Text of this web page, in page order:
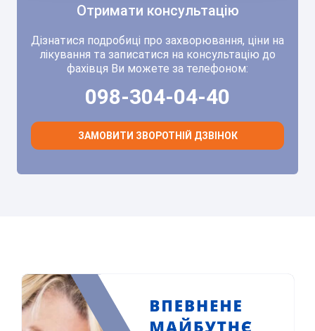
Отримати консультацію
Дізнатися подробиці про захворювання, ціни на
лікування та записатися на консультацію до
фахівця Ви можете за телефоном:
098-304-04-40
ЗАМОВИТИ ЗВОРОТНІЙ ДЗВІНОК